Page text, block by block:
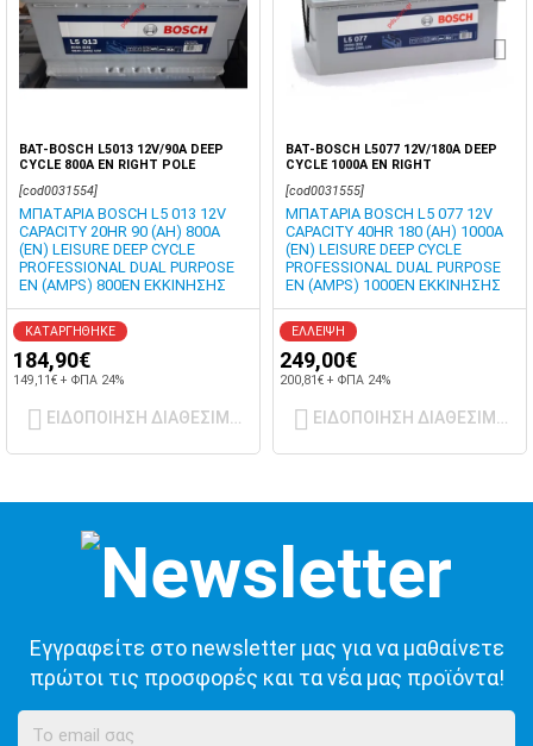
BAT-BOSCH L5013 12V/90A DEEP
CYCLE 800A EN RIGHT POLE
[cod0031554]
ΜΠΑΤΑΡΙΑ BOSCH L5 013 12V
CAPACITY 20HR 90 (AH) 800A
(EN) LEISURE DEEP CYCLE
PROFESSIONAL DUAL PURPOSE
EN (AMPS) 800EN ΕΚΚΙΝΗΣΗΣ
ΚΑΤΑΡΓΗΘΗΚΕ
184,90€
149,11€ + ΦΠΑ 24%
ΕΙΔΟΠΟΙΗΣΗ ΔΙΑΘΕΣΙΜΟΤΗΤΑΣ
BAT-BOSCH L5077 12V/180A DEEP
CYCLE 1000A EN RIGHT
[cod0031555]
ΜΠΑΤΑΡΙΑ BOSCH L5 077 12V
CAPACITY 40HR 180 (AH) 1000A
(EN) LEISURE DEEP CYCLE
PROFESSIONAL DUAL PURPOSE
EN (AMPS) 1000EN ΕΚΚΙΝΗΣΗΣ
ΕΛΛΕΙΨΗ
249,00€
200,81€ + ΦΠΑ 24%
ΕΙΔΟΠΟΙΗΣΗ
Εγγραφείτε στο newsletter μας για να μαθαίνετε
πρώτοι τις προσφορές και τα νέα μας προϊόντα!